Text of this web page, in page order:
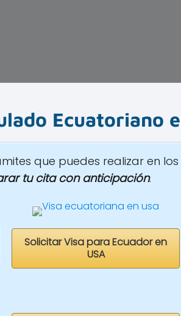
Ecuatoriano
que puedes realizar en
tu cita con anticipación.
Solicitar Visa para Ecuador en
USA